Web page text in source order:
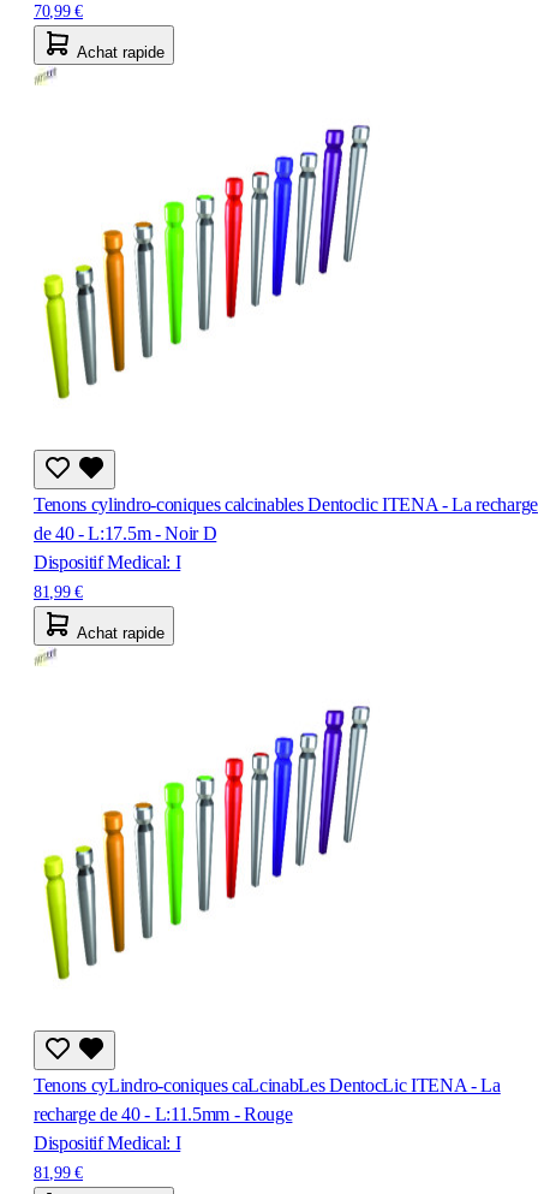
70,99 €
Achat rapide
Tenons cylindro-coniques calcinables Dentoclic ITENA - La recharge
de 40 - L:17.5m - Noir D
Dispositif Medical: I
81,99 €
Achat rapide
Tenons cyLindro-coniques caLcinabLes DentocLic ITENA - La
recharge de 40 - L:11.5mm - Rouge
Dispositif Medical: I
81,99 €